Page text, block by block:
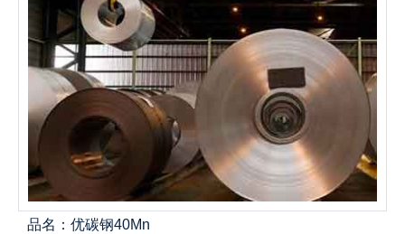
品名：优碳钢40Mn